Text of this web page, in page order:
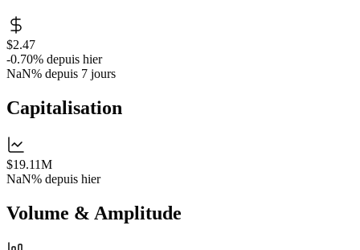
$2.47
-0.70% depuis hier
NaN% depuis 7 jours
Capitalisation
$19.11M
NaN% depuis hier
Volume & Amplitude